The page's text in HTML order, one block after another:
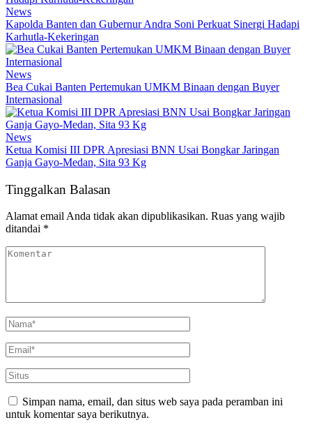
News
Kapolda Banten dan Gubernur Andra Soni Perkuat Sinergi Hadapi
Karhutla-Kekeringan
News
Bea Cukai Banten Pertemukan UMKM Binaan dengan Buyer
Internasional
News
Ketua Komisi III DPR Apresiasi BNN Usai Bongkar Jaringan
Ganja Gayo-Medan, Sita 93 Kg
Tinggalkan Balasan
Alamat email Anda tidak akan dipublikasikan. Ruas yang wajib
ditandai *
Simpan nama, email, dan situs web saya pada peramban ini
untuk komentar saya berikutnya.